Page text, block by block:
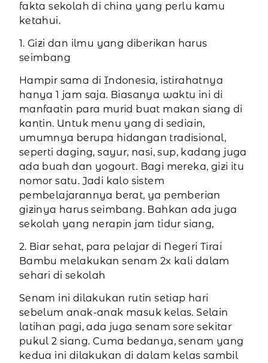
fakta sekolah di china yang perlu kamu
ketahui.
1. Gizi dan ilmu yang diberikan harus
seimbang
Hampir sama di Indonesia, istirahatnya
hanya 1 jam saja. Biasanya waktu ini di
manfaatin para murid buat makan siang di
kantin. Untuk menu yang di sediain,
umumnya berupa hidangan tradisional,
seperti daging, sayur, nasi, sup, kadang juga
ada buah dan yogourt. Bagi mereka, gizi itu
nomor satu. Jadi kalo sistem
pembelajarannya berat, ya pemberian
gizinya harus seimbang. Bahkan ada juga
sekolah yang nerapin jam tidur siang,
2. Biar sehat, para pelajar di Negeri Tirai
Bambu melakukan senam 2x kali dalam
sehari di sekolah
Senam ini dilakukan rutin setiap hari
sebelum anak-anak masuk kelas. Selain
latihan pagi, ada juga senam sore sekitar
pukul 2 siang. Cuma bedanya, senam yang
kedua ini dilakukan di dalam kelas sambil